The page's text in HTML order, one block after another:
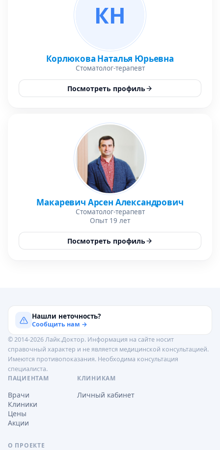
КН
Корлюкова Наталья Юрьевна
Стоматолог-терапевт
Посмотреть профиль
Макаревич Арсен Александрович
Стоматолог-терапевт
Опыт 19 лет
Посмотреть профиль
Нашли неточность?
Сообщить нам →
© 2014-2026 Лайк.Доктор. Информация на сайте носит
справочный характер и не является медицинской консультацией.
Имеются противопоказания. Необходима консультация
специалиста.
ПАЦИЕНТАМ
Врачи
Клиники
Цены
Акции
КЛИНИКАМ
Личный кабинет
О ПРОЕКТЕ